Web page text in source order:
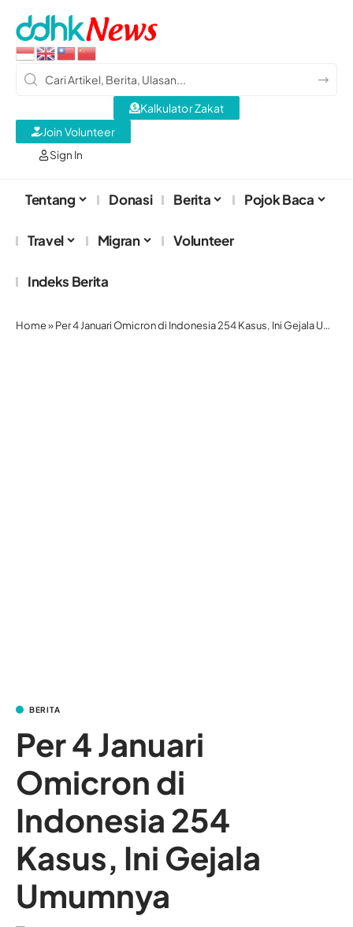
Sign In
Kalkulator Zakat
Join Volunteer
Tentang Donasi Berita Pojok Baca
Travel Migran Volunteer
Indeks Berita
Home»Per 4 Januari Omicron di Indonesia 254 Kasus, Ini Gejala Umumnya
BERITA
Per 4 Januari
Omicron di
Indonesia 254
Kasus, Ini Gejala
Umumnya